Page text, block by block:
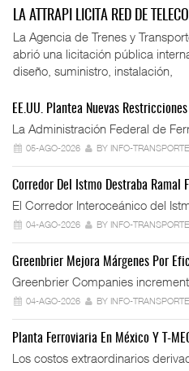
LA ATTRAPI LICITA RED DE
La Agencia de Trenes y
abrió una licitación pública
diseño, suministro, instalación,
EE.UU. Plantea Nuevas Restricciones
La Administración Federal de
05-AGO-2026 BY INFO-
Corredor Del Istmo Destraba Ramal
El Corredor Interoceánico del
04-AGO-2026 BY INFO-
Greenbrier Mejora Márgenes Por
Greenbrier Companies
04-AGO-2026 BY INFO-
Planta Ferroviaria En México Y T-
Los costos extraordinarios